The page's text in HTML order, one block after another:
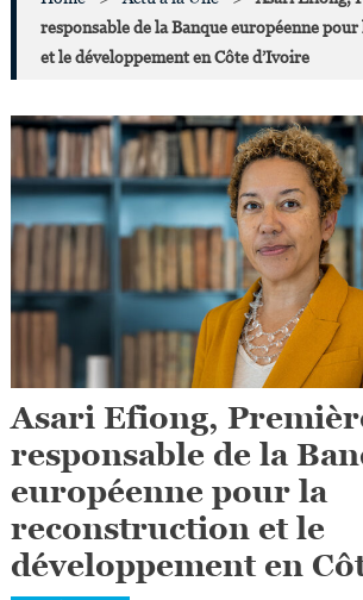
responsable de la Banque européenne
et le développement en Côte d’Ivoire
Asari Efiong,
responsable de la
européenne pour la
reconstruction et le
développement en